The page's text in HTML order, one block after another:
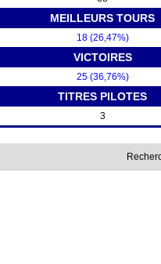
MEILLEURS TOURS
18 (26,47%)
VICTOIRES
25 (36,76%)
TITRES PILOTES
3